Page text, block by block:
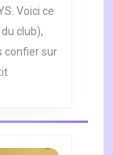
Voici ce
club),
confier sur